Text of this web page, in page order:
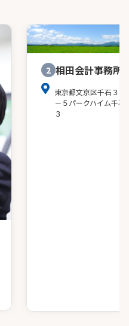
2 相田会計事務所
東京都文京区千石３－
－５パークハイム千石
３